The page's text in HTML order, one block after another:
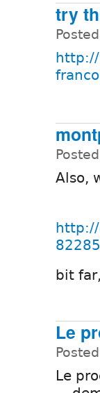
try
http://
Also,
bit
Le
Le